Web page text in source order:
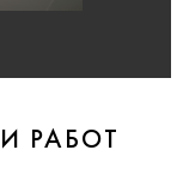
РАБОТ